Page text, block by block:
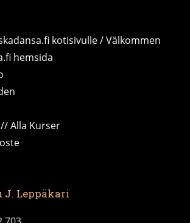
kotisivulle / Välkommen
hemsida
Alla Kurser
J. Leppäkari